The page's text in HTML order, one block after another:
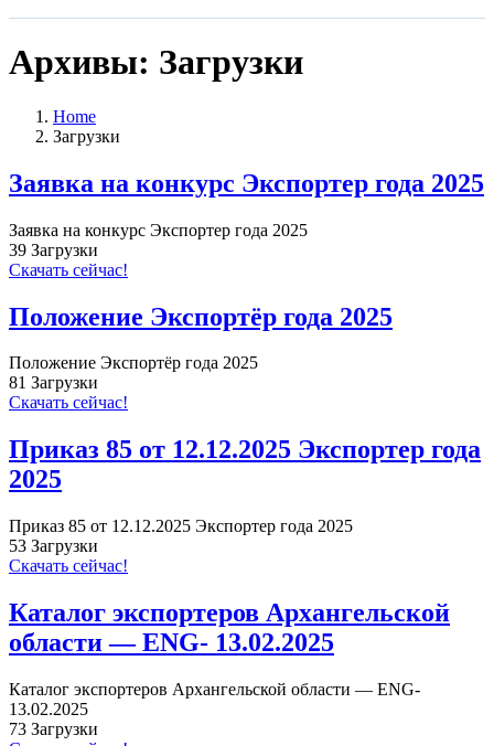
Архивы: Загрузки
Home
Загрузки
Заявка на конкурс Экспортер года 2025
Заявка на конкурс Экспортер года 2025
39 Загрузки
Скачать сейчас!
Положение Экспортёр года 2025
Положение Экспортёр года 2025
81 Загрузки
Скачать сейчас!
Приказ 85 от 12.12.2025 Экспортер года
2025
Приказ 85 от 12.12.2025 Экспортер года 2025
53 Загрузки
Скачать сейчас!
Каталог экспортеров Архангельской
области — ENG- 13.02.2025
Каталог экспортеров Архангельской области — ENG-
13.02.2025
73 Загрузки